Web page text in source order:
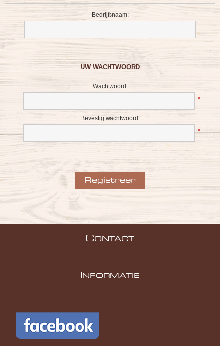
Bedrijfsnaam:
UW WACHTWOORD
Wachtwoord:
*
Bevestig wachtwoord:
*
CONTACT
NFORMATIE